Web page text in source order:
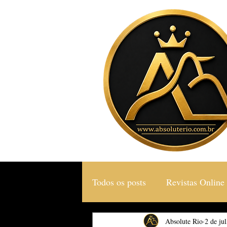
Todos os posts Revistas Online
Gastronomia & Turismo
Absolute Rio 2 de